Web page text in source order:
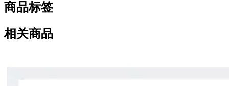
商品标签
相关商品